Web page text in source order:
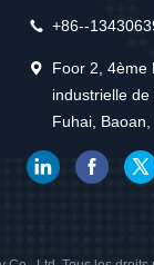
+86--
Foor 2, 4ème
industrielle
Fuhai,